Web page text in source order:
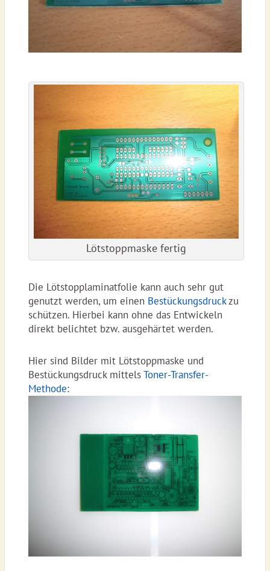
Lötstoppmaske fertig
Die Lötstopplaminatfolie kann auch sehr gut
genutzt werden, um einen Bestückungsdruckzu
schützen. Hierbei kann ohne das Entwickeln
direkt belichtet bzw. ausgehärtet werden.
Hier sind Bilder mit Lötstoppmaske und
Bestückungsdruck mittelsToner-Transfer-
Methode: